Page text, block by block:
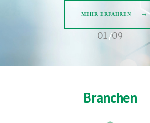
MEHR ERFAHREN
Branchen